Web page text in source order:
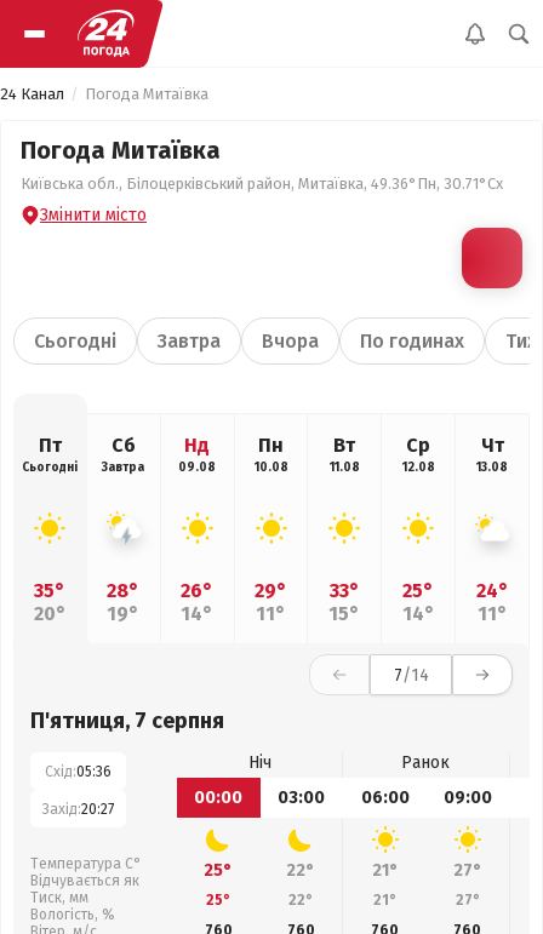
24 Канал Погода Митаївка
Погода Митаївка
Київська обл., Білоцерківський район, Митаївка, 49.36°Пн, 30.71°Сх
Змінити місто
Сьогодні Завтра Вчора По годинах
Пт
Сьогодні
35°
20°
Сб
Завтра
28°
19°
Нд
09.08
26°
14°
Пн
10.08
29°
11°
Вт
11.08
33°
15°
Ср
12.08
25°
14°
Чт
13.08
24°
11°
7/14
П'ятниця, 7 серпня
Схід:05:36
Захід:20:27
Температура С°
Відчувається як
Тиск, мм
Вологість, %
Ніч
Ранок
00:00
03:00 06:00 09:00
25° 22° 21° 27°
25° 22° 21° 27°
760
760 760 760